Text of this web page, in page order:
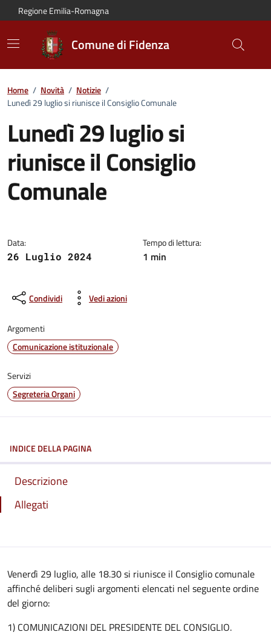
Vai al contenuto principale
Vai alla navigazione del sito
Vai al piede di pagina
Regione Emilia-Romagna
Comune di Fidenza
Home / Novità / Notizie /
Lunedì 29 luglio si riunisce il Consiglio Comunale
Lunedì 29 luglio si
riunisce il Consiglio
Comunale
Data:
26 Luglio 2024
Tempo di lettura:
1 min
Condividi Vedi azioni
Argomenti
Comunicazione istituzionale
Servizi
Segreteria Organi
INDICE DELLA PAGINA
Descrizione
Allegati
Venerdì 29 luglio, alle 18.30 si riunisce il Consiglio comunale
affinché deliberi sugli argomenti elencati nel seguente ordine
del giorno:
1) COMUNICAZIONI DEL PRESIDENTE DEL CONSIGLIO.